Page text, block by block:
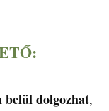
belül dolgozhat,